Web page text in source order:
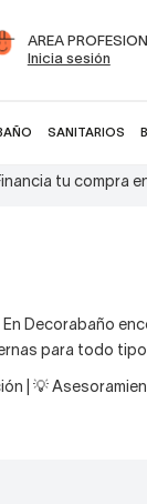
AREA
Inicia sesión
SANITARIOS
tu compra
En Decorabaño
para todo
| 💡